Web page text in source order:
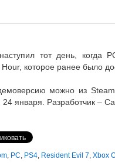
тот день, когда
которое ранее было
можно из
24 января. Разработчик –
, PC, PS4, Resident Evil 7, Xbox